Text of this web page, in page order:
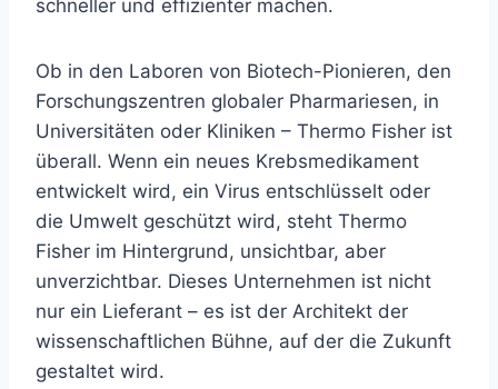
schneller und effizienter machen.
Ob in den Laboren von Biotech-Pionieren, den
Forschungszentren globaler Pharmariesen, in
Universitäten oder Kliniken – Thermo Fisher ist
überall. Wenn ein neues Krebsmedikament
entwickelt wird, ein Virus entschlüsselt oder
die Umwelt geschützt wird, steht Thermo
Fisher im Hintergrund, unsichtbar, aber
unverzichtbar. Dieses Unternehmen ist nicht
nur ein Lieferant – es ist der Architekt der
wissenschaftlichen Bühne, auf der die Zukunft
gestaltet wird.